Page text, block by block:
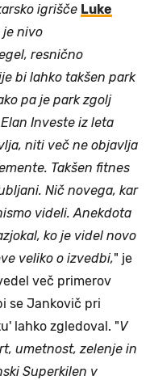
igrišče Luke
je nivo
resnično
bi lahko takšen park
pa je park zgolj
Investe iz leta
niti več ne objavlja
Takšen fitnes
Nič novega, kar
videli. Anekdota
ko je videl novo
veliko o izvedbi," je
več primerov
se Jankovič pri
lahko zgledoval. "V
umetnost, zelenje in
Superkilen v